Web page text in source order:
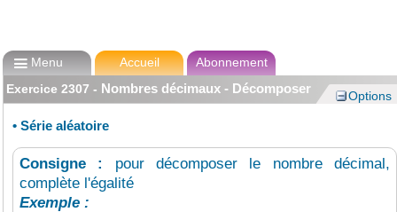
Menu Accueil
Abonnement
Exercice 2307 - Nombres décimaux - Décomposer Options
• Série aléatoire
Consigne : pour décomposer le nombre décimal,
complète l'égalité
Exemple :